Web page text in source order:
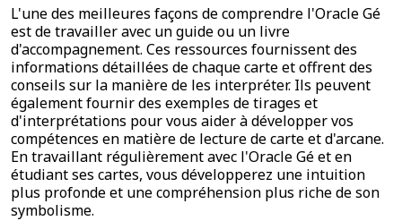
L'une des meilleures façons de comprendre l'Oracle Gé
est de travailler avec un guide ou un livre
d'accompagnement. Ces ressources fournissent des
informations détaillées de chaque carte et offrent des
conseils sur la manière de les interpréter. Ils peuvent
également fournir des exemples de tirages et
d'interprétations pour vous aider à développer vos
compétences en matière de lecture de carte et d'arcane.
En travaillant régulièrement avec l'Oracle Gé et en
étudiant ses cartes, vous développerez une intuition
plus profonde et une compréhension plus riche de son
symbolisme.